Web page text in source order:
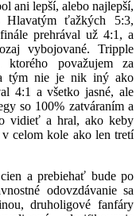
ani lepší, alebo najlepší,
ťažkých 5:3,
prehrával už 4:1, a
vybojované. Tripple
považujem za
a tým nie je nik iný ako
4:1 a všetko jasné, ale
so 100% zatváraním a
vidieť a hral, ako keby
celom kole ako len tretí
a prebiehať bude po
odovzdávanie sa
druholigové fanfáry